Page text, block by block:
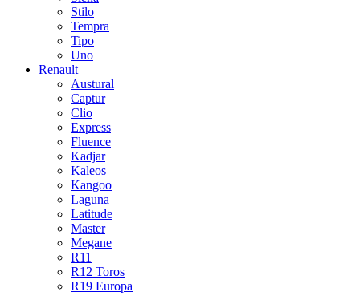
Stilo
Tempra
Tipo
Uno
Renault
Austural
Captur
Clio
Express
Fluence
Kadjar
Kaleos
Kangoo
Laguna
Latitude
Master
Megane
R11
R12 Toros
R19 Europa